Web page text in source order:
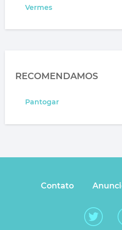
Vermes
RECOMENDAMOS
Pantogar
Contato